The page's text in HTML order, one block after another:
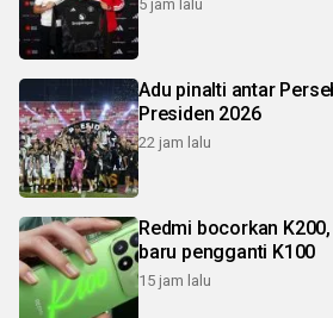
5 jam lalu
Adu pinalti antar
Presiden 2026
22 jam lalu
Redmi bocorkan
baru pengganti K100
15 jam lalu